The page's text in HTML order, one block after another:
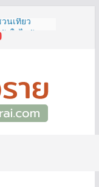
นเที่ยว
ใจไปกับ
มูลออนไลน์
ความหมาย
หมายเลข
ลโล้ชิงช้า